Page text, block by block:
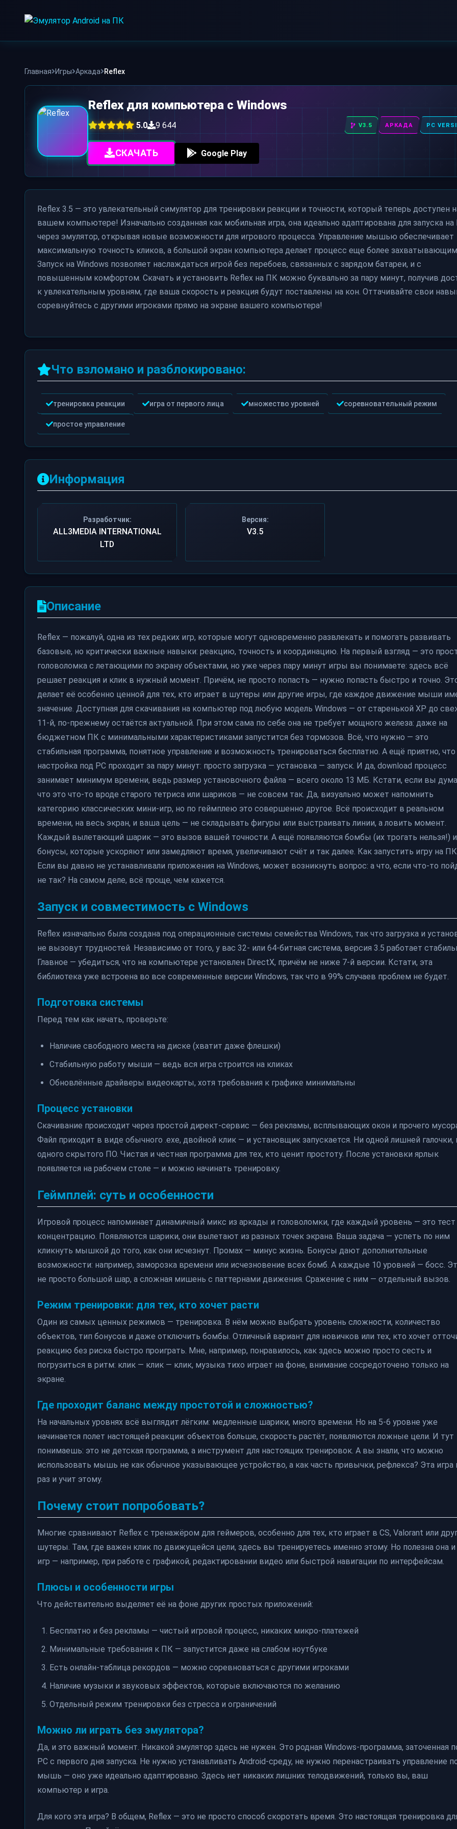
Главная Игры Аркада Reflex
Reflex для компьютера с Windows
5.0 9 644 PC
АРКАДА
V3.5
СКАЧАТЬ Google Play
Reflex 3.5 — это увлекательный симулятор для тренировки реакции и точности, который теперь доступен
вашем компьютере! Изначально созданная как мобильная игра, она идеально адаптирована для запуска
через эмулятор, открывая новые возможности для игрового процесса. Управление мышью обеспечивает
максимальную точность кликов, а большой экран компьютера делает процесс еще более
Запуск на Windows позволяет наслаждаться игрой без перебоев, связанных с зарядом батареи, и с
повышенным комфортом. Скачать и установить Reflex на ПК можно буквально за пару минут, получив
к увлекательным уровням, где ваша скорость и реакция будут поставлены на кон. Оттачивайте свои
соревнуйтесь с другими игроками прямо на экране вашего компьютера!
Что взломано и разблокировано:
тренировка реакции игра от первого лица множество уровней соревновательный режим
простое управление
Информация
Разработчик:
ALL3MEDIA INTERNATIONAL
LTD
Версия:
V3.5
Описание
Reflex — пожалуй, одна из тех редких игр, которые могут одновременно развлекать и помогать развивать
базовые, но критически важные навыки: реакцию, точность и координацию. На первый взгляд — это
головоломка с летающими по экрану объектами, но уже через пару минут игры вы понимаете: здесь всё
решает реакция и клик в нужный момент. Причём, не просто попасть — нужно попасть быстро и точно.
делает её особенно ценной для тех, кто играет в шутеры или другие игры, где каждое движение мыши
значение. Доступная для скачивания на компьютер под любую модель Windows — от старенькой XP до
11-й, по-прежнему остаётся актуальной. При этом сама по себе она не требует мощного железа: даже на
бюджетном ПК с минимальными характеристиками запустится без тормозов. Всё, что нужно — это
стабильная программа, понятное управление и возможность тренироваться бесплатно. А ещё приятно, что
настройка под PC проходит за пару минут: просто загрузка — установка — запуск. И да, download процесс
занимает минимум времени, ведь размер установочного файла — всего около 13 МБ. Кстати, если вы
что это что-то вроде старого тетриса или шариков — не совсем так. Да, визуально может напомнить
категорию классических мини-игр, но по геймплею это совершенно другое. Всё происходит в реальном
времени, на весь экран, и ваша цель — не складывать фигуры или выстраивать линии, а ловить момент.
Каждый вылетающий шарик — это вызов вашей точности. А ещё появляются бомбы (их трогать нельзя!) и
бонусы, которые ускоряют или замедляют время, увеличивают счёт и так далее. Как запустить игру на
Если вы давно не устанавливали приложения на Windows, может возникнуть вопрос: а что, если что-то
не так? На самом деле, всё проще, чем кажется.
Запуск и совместимость с Windows
Reflex изначально была создана под операционные системы семейства Windows, так что загрузка и
не вызовут трудностей. Независимо от того, у вас 32- или 64-битная система, версия 3.5 работает
Главное — убедиться, что на компьютере установлен DirectX, причём не ниже 7-й версии. Кстати, эта
библиотека уже встроена во все современные версии Windows, так что в 99% случаев проблем не будет.
Подготовка системы
Перед тем как начать, проверьте:
Наличие свободного места на диске (хватит даже флешки)
Стабильную работу мыши — ведь вся игра строится на кликах
Обновлённые драйверы видеокарты, хотя требования к графике минимальны
Процесс установки
Скачивание происходит через простой директ-сервис — без рекламы, всплывающих окон и прочего
Файл приходит в виде обычного .exe, двойной клик — и установщик запускается. Ни одной лишней галочки,
одного скрытого ПО. Чистая и честная программа для тех, кто ценит простоту. После установки ярлык
появляется на рабочем столе — и можно начинать тренировку.
Геймплей: суть и особенности
Игровой процесс напоминает динамичный микс из аркады и головоломки, где каждый уровень — это тест
концентрацию. Появляются шарики, они вылетают из разных точек экрана. Ваша задача — успеть по ним
кликнуть мышкой до того, как они исчезнут. Промах — минус жизнь. Бонусы дают дополнительные
возможности: например, заморозка времени или исчезновение всех бомб. А каждые 10 уровней — босс.
не просто большой шар, а сложная мишень с паттернами движения. Сражение с ним — отдельный вызов.
Режим тренировки: для тех, кто хочет расти
Один из самых ценных режимов — тренировка. В нём можно выбрать уровень сложности, количество
объектов, тип бонусов и даже отключить бомбы. Отличный вариант для новичков или тех, кто хочет
реакцию без риска быстро проиграть. Мне, например, понравилось, как здесь можно просто сесть и
погрузиться в ритм: клик — клик — клик, музыка тихо играет на фоне, внимание сосредоточено только на
экране.
Где проходит баланс между простотой и сложностью?
На начальных уровнях всё выглядит лёгким: медленные шарики, много времени. Но на 5-6 уровне уже
начинается полет настоящей реакции: объектов больше, скорость растёт, появляются ложные цели. И тут
понимаешь: это не детская программа, а инструмент для настоящих тренировок. А вы знали, что можно
использовать мышь не как обычное указывающее устройство, а как часть привычки, рефлекса? Эта игра
раз и учит этому.
Почему стоит попробовать?
Многие сравнивают Reflex с тренажёром для геймеров, особенно для тех, кто играет в CS, Valorant или
шутеры. Там, где важен клик по движущейся цели, здесь вы тренируетесь именно этому. Но полезна она и
игр — например, при работе с графикой, редактировании видео или быстрой навигации по интерфейсам.
Плюсы и особенности игры
Что действительно выделяет её на фоне других простых приложений:
Бесплатно и без рекламы — чистый игровой процесс, никаких микро-платежей
Минимальные требования к ПК — запустится даже на слабом ноутбуке
Есть онлайн-таблица рекордов — можно соревноваться с другими игроками
Наличие музыки и звуковых эффектов, которые включаются по желанию
Отдельный режим тренировки без стресса и ограничений
Можно ли играть без эмулятора?
Да, и это важный момент. Никакой эмулятор здесь не нужен. Это родная Windows-программа, заточенная
PC с первого дня запуска. Не нужно устанавливать Android-среду, не нужно перенастраивать управление
мышь — оно уже идеально адаптировано. Здесь нет никаких лишних телодвижений, только вы, ваш
компьютер и игра.
Для кого эта игра? В общем, Reflex — это не просто способ скоротать время. Это настоящая тренировка